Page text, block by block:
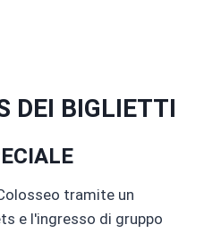
DEI BIGLIETTI
tramite un
e l'ingresso di gruppo